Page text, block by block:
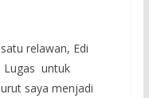
relawan, Edi
Lugas untuk
saya menjadi